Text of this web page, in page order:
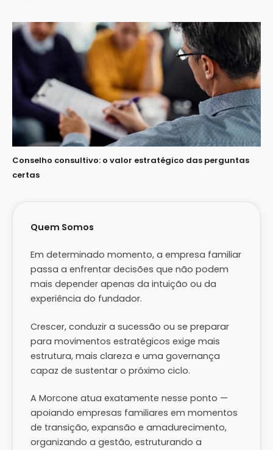
Conselho consultivo: o valor estratégico das perguntas
certas
Quem Somos
Em determinado momento, a empresa familiar
passa a enfrentar decisões que não podem
mais depender apenas da intuição ou da
experiência do fundador.
Crescer, conduzir a sucessão ou se preparar
para movimentos estratégicos exige mais
estrutura, mais clareza e uma governança
capaz de sustentar o próximo ciclo.
A Morcone atua exatamente nesse ponto —
apoiando empresas familiares em momentos
de transição, expansão e amadurecimento,
organizando a gestão, estruturando a